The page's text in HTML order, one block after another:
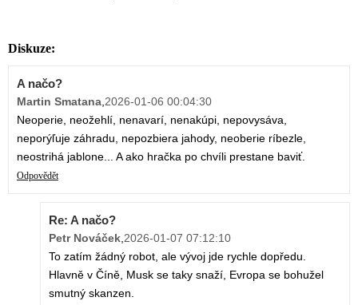
Diskuze:
A načo?
Martin Smatana 2026-01-06 00:04:30
Neoperie, neožehlí, nenavarí, nenakúpi, nepovysáva,
neporýľuje záhradu, nepozbiera jahody, neoberie ríbezle,
neostrihá jablone... A ako hračka po chvíli prestane baviť.
Odpovědět
Re: A načo?
Petr Nováček 2026-01-07 07:12:10
To zatím žádný robot, ale vývoj jde rychle dopředu.
Hlavně v Číně, Musk se taky snaží, Evropa se bohužel
smutný skanzen.